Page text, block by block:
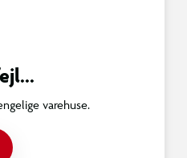
varehuse.